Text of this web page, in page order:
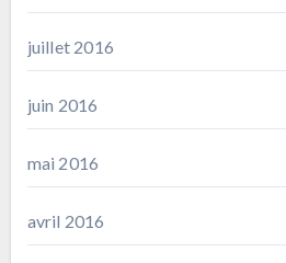
juillet 2016
juin 2016
mai 2016
avril 2016